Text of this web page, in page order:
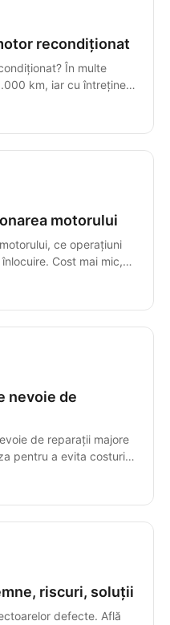
recondiționat
În multe
km, iar cu întreținere
motorului
ce operațiuni
Cost mai mic,
nevoie de
de reparații majore
pentru a evita costuri
riscuri, soluții
defecte. Află